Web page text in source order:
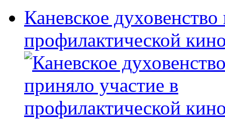
Каневское
профилактической